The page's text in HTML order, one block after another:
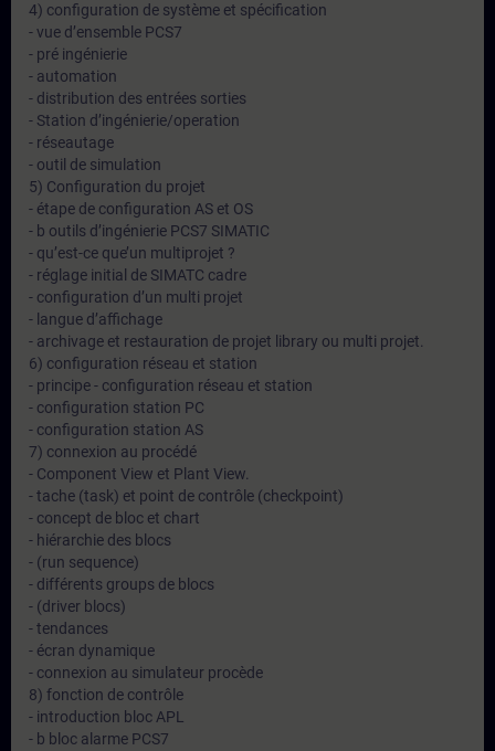
4) configuration de système et spécification
- vue d’ensemble PCS7
- pré ingénierie
- automation
- distribution des entrées sorties
- Station d’ingénierie/operation
- réseautage
- outil de simulation
5) Configuration du projet
- étape de configuration AS et OS
- b outils d’ingénierie PCS7 SIMATIC
- qu’est-ce que’un multiprojet ?
- réglage initial de SIMATC cadre
- configuration d’un multi projet
- langue d’affichage
- archivage et restauration de projet library ou multi projet.
6) configuration réseau et station
- principe - configuration réseau et station
- configuration station PC
- configuration station AS
7) connexion au procédé
- Component View et Plant View.
- tache (task) et point de contrôle (checkpoint)
- concept de bloc et chart
- hiérarchie des blocs
- (run sequence)
- différents groups de blocs
- (driver blocs)
- tendances
- écran dynamique
- connexion au simulateur procède
8) fonction de contrôle
- introduction bloc APL
- b bloc alarme PCS7